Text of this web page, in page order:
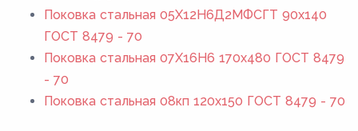
Поковка стальная 05Х12Н6Д2МФСГТ 90x140
ГОСТ 8479 - 70
Поковка стальная 07Х16Н6 170x480 ГОСТ 8479
- 70
Поковка стальная 08кп 120x150 ГОСТ 8479 - 70